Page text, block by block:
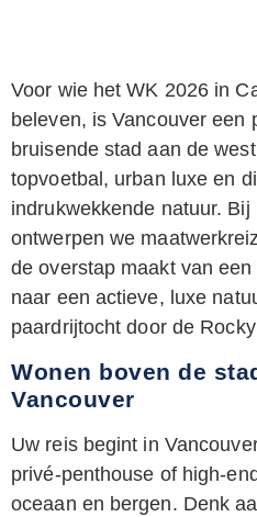
Voor wie het WK 2026 in
beleven, is Vancouver een
bruisende stad aan de
topvoetbal, urban luxe en
indrukwekkende natuur.
ontwerpen we
de overstap maakt van
naar een actieve, luxe
paardrijtocht door de
Wonen boven de
Vancouver
Uw reis begint in
privé-penthouse of high-
oceaan en bergen. Denk